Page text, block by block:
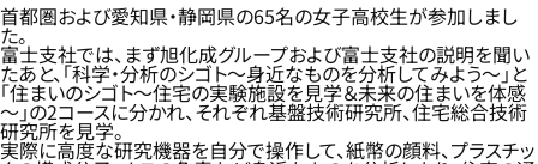
首都圏および愛知県・静岡県の65名の女子高校生が参加しまし
た。
富士支社では、まず旭化成グループおよび富士支社の説明を聞い
たあと、「科学・分析のシゴト～身近なものを分析してみよう～」と
「住まいのシゴト～住宅の実験施設を見学＆未来の住まいを体感
～」の2コースに分かれ、それぞれ基盤技術研究所、住宅総合技術
研究所を見学。
実際に高度な研究機器を自分で操作して、紙幣の顔料、プラスチッ